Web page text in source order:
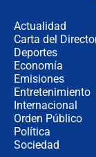
Actualidad
Carta del
Deportes
Economía
Emisiones
Entretenimiento
Internacional
Orden Público
Política
Sociedad